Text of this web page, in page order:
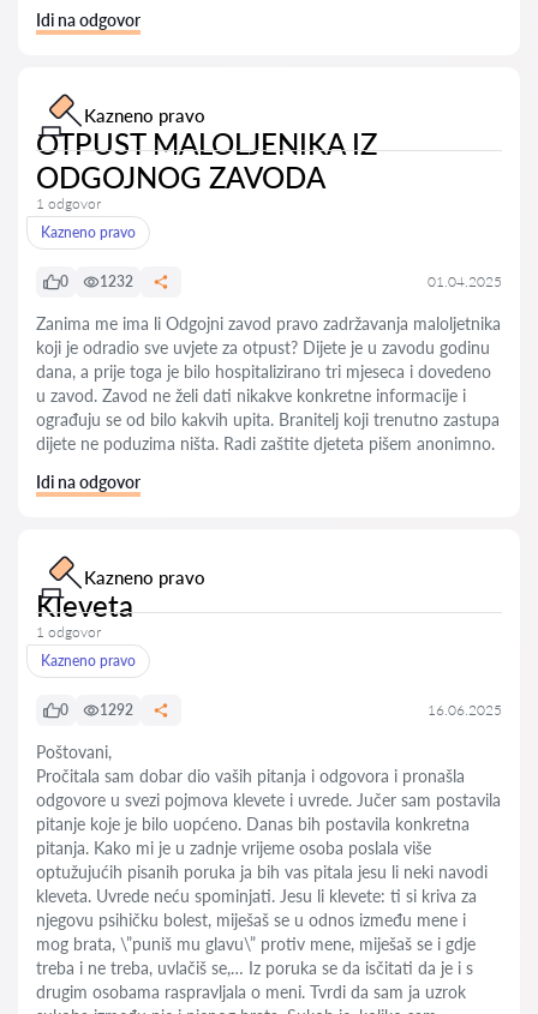
Idi na odgovor
Kazneno pravo
OTPUST MALOLJENIKA IZ
ODGOJNOG ZAVODA
1 odgovor
Kazneno pravo
0 1232 01.04.2025
Zanima me ima li Odgojni zavod pravo zadržavanja maloljetnika
koji je odradio sve uvjete za otpust? Dijete je u zavodu godinu
dana, a prije toga je bilo hospitalizirano tri mjeseca i dovedeno
u zavod. Zavod ne želi dati nikakve konkretne informacije i
ograđuju se od bilo kakvih upita. Branitelj koji trenutno zastupa
dijete ne poduzima ništa. Radi zaštite djeteta pišem anonimno.
Idi na odgovor
Kazneno pravo
Kleveta
1 odgovor
Kazneno pravo
0 1292 16.06.2025
Poštovani,
Pročitala sam dobar dio vaših pitanja i odgovora i pronašla
odgovore u svezi pojmova klevete i uvrede. Jučer sam postavila
pitanje koje je bilo uopćeno. Danas bih postavila konkretna
pitanja. Kako mi je u zadnje vrijeme osoba poslala više
optužujućih pisanih poruka ja bih vas pitala jesu li neki navodi
kleveta. Uvrede neću spominjati. Jesu li klevete: ti si kriva za
njegovu psihičku bolest, miješaš se u odnos između mene i
mog brata, \”puniš mu glavu\” protiv mene, miješaš se i gdje
treba i ne treba, uvlačiš se,… Iz poruka se da isčitati da je i s
drugim osobama raspravljala o meni. Tvrdi da sam ja uzrok